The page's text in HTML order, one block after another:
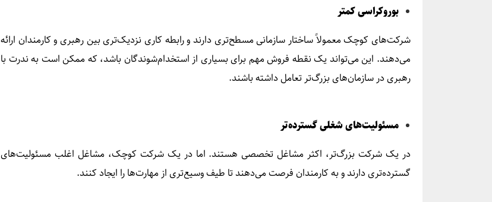
بوروکراسی کمتر
شرکت‌های کوچک معمولاً ساختار سازمانی مسطح‌تری دارند و رابطه کاری نزدیک‌تری بین رهبری و کارمندان ارائه
می‌دهند. این می‌تواند یک نقطه فروش مهم برای بسیاری از استخدام‌شوندگان باشد، که ممکن است به ندرت با
رهبری در سازمان‌های بزرگ‌تر تعامل داشته باشند.
مسئولیت‌های شغلی گسترده‌تر
در یک شرکت بزرگ‌تر، اکثر مشاغل تخصصی هستند. اما در یک شرکت کوچک، مشاغل اغلب مسئولیت‌های
گسترده‌تری دارند و به کارمندان فرصت می‌دهند تا طیف وسیع‌تری از مهارت‌ها را ایجاد کنند.